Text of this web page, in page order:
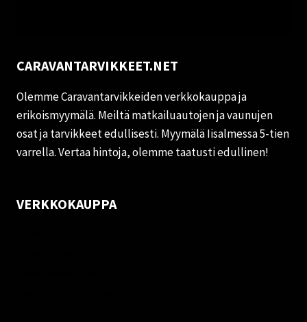
CARAVANTARVIKKEET.NET
Olemme Caravantarvikkeiden verkkokauppa ja
erikoismyymälä. Meiltä matkailuautojen ja vaunujen
osat ja tarvikkeet edullisesti. Myymälä Iisalmessa 5-tien
varrella. Vertaa hintoja, olemme taatusti edullinen!
VERKKOKAUPPA